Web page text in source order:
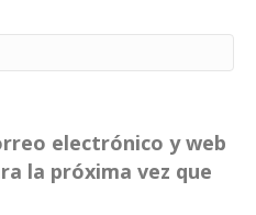
electrónico y web
la próxima vez que